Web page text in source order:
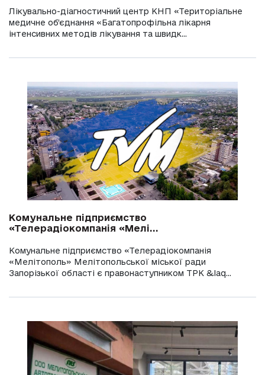
Лікувально-діагностичний центр КНП «Територіальне
медичне об’єднання «Багатопрофільна лікарня
інтенсивних методів лікування та швидк...
Комунальне підприємство
«Телерадіокомпанія «Мелі...
Комунальне підприємство «Телерадіокомпанія
«Мелітополь» Мелітопольської міської ради
Запорізької області є правонаступником ТРК &laq...